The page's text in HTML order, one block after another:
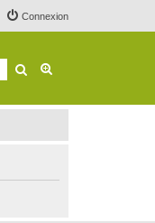
Connexion
Rechercher